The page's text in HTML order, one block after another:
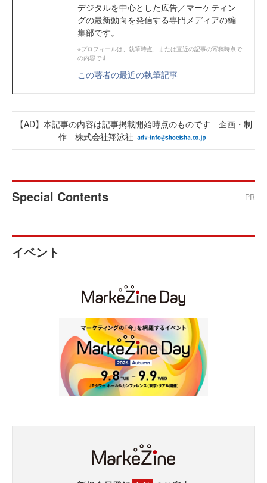
デジタルを中心とした広告／マーケティン
グの最新動向を発信する専門メディアの編
集部です。
※プロフィールは、執筆時点、または直近の記事の寄稿時点で
の内容です
この著者の最近の執筆記事
【AD】本記事の内容は記事掲載開始時点のものです 企画・制
作 株式会社翔泳社
Special Contents PR
イベント